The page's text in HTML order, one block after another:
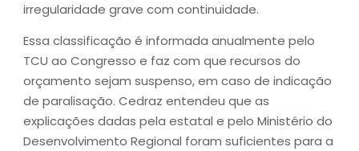
irregularidade grave com continuidade.
Essa classificação é informada anualmente pelo
TCU ao Congresso e faz com que recursos do
orçamento sejam suspenso, em caso de indicação
de paralisação. Cedraz entendeu que as
explicações dadas pela estatal e pelo Ministério do
Desenvolvimento Regional foram suficientes para a